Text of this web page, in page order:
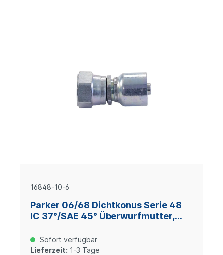
16848-10-6
Parker 06/68 Dichtkonus Serie 48
IC 37°/SAE 45° Überwurfmutter,
verzinkt Cr(VI)-frei
Sofort verfügbar
Lieferzeit: 1-3 Tage